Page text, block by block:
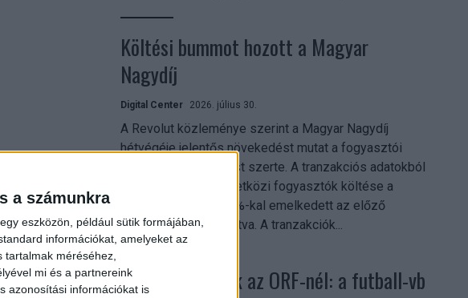
a számunkra
eszközön, például sütik formájában,
információkat, amelyeket az
tartalmak méréséhez,
mi és a partnereink
azonosítási információkat is
Költési bummot hozott a Magyar
Nagydíj
Digital Center 2026. július 30.
A Revolut közleménye szerint a Magyar Nagydíj
hétvégéje jelentős növekedést mutat a fogyasztói
aktivitásban Budapest szerte. A tranzakciós adatokból
kiderül, hogy a nemzetközi fogyasztók költése a
versenyhétvégén 26%-kal emelkedett az előző
hétvégéhez viszonyítva. A tranzakciók...
Rekordok dőltek az ORF-nél: a futball-vb